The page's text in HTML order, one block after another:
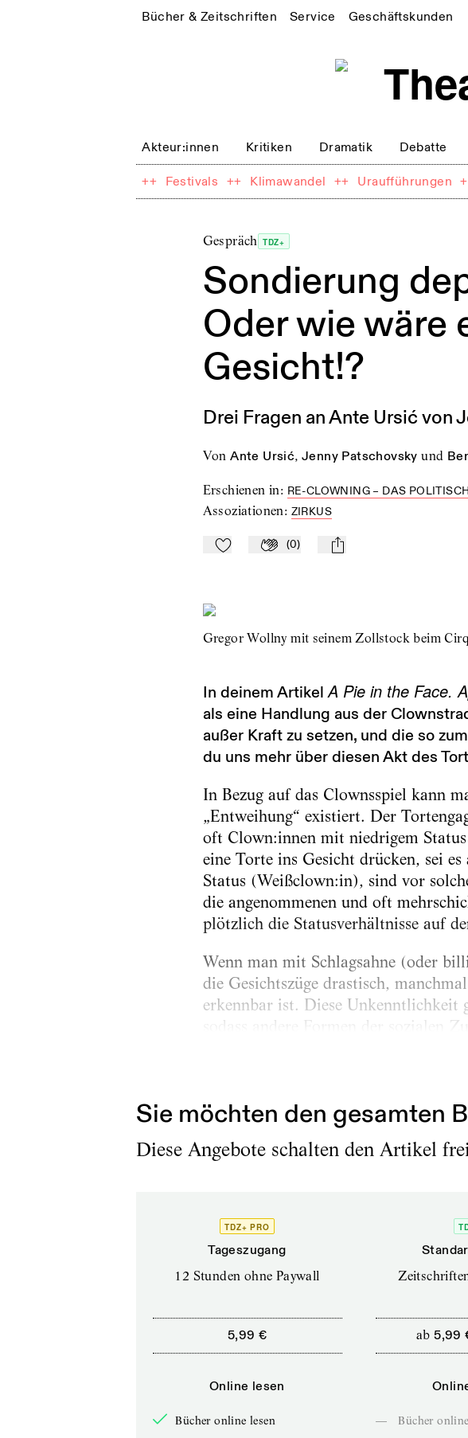
Bücher & Zeitschriften Service Geschäftskunden
Akteur:innen Kritiken Dramatik Debatte
++ Festivals ++ Klimawandel ++ Uraufführungen
Gespräch TDZ+
Sondierung
Oder wie wäre
Gesicht!?
Drei Fragen an Ante Ursić von
von Ante Ursić, Jenny Patschovsky und
Erschienen in: RE-CLOWNING – DAS
Assoziationen: ZIRKUS
Zu Mein-TdZ hinzufügen
Applaudieren
(0) mail
Gregor Wollny mit seinem Zollstock beim
In deinem ArtikelA Pie in the Face.
als eine Handlung aus der
außer Kraft zu setzen, und die so
du uns mehr über diesen Akt des
In Bezug auf das Clownsspiel kann
„Entweihung“ existiert. Der
oft Clown:innen mit niedrigem
eine Torte ins Gesicht drücken, sei
Status (Weißclown:in), sind vor
die angenommenen und oft
plötzlich die Statusverhältnisse auf
Wenn man mit Schlagsahne (oder
die Gesichtszüge drastisch,
erkennbar ist. Diese Unkenntlichkeit
sodass andere Formen der sozialen
Sie möchten den gesamten
Diese Angebote schalten den Artikel
TDZ+ PRO
Tageszugang
12 Stunden ohne Paywall
5,99 €
Online lesen
Bücher online lesen
ab 5,99
—
Bücher